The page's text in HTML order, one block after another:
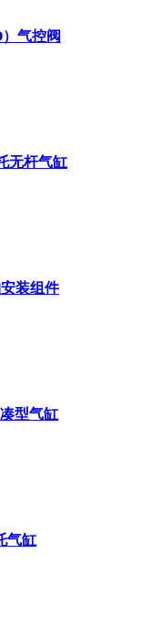
气控阀
无杆气缸
装组件
型气缸
气缸